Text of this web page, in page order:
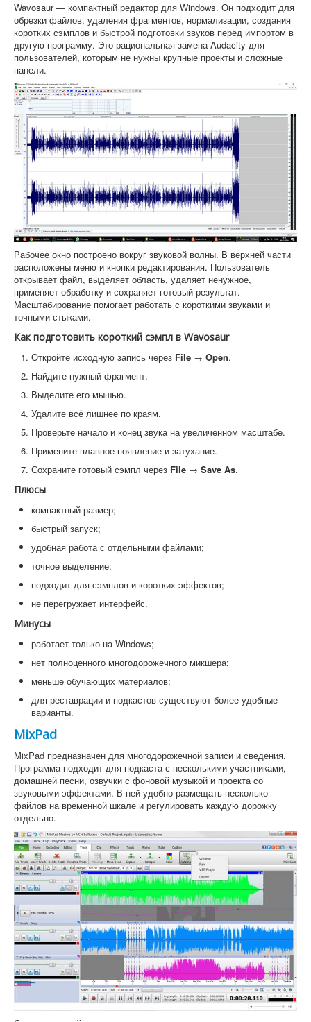
Wavosaur — компактный редактор для Windows. Он подходит для
обрезки файлов, удаления фрагментов, нормализации, создания
коротких сэмплов и быстрой подготовки звуков перед импортом в
другую программу. Это рациональная замена Audacity для
пользователей, которым не нужны крупные проекты и сложные
панели.
Рабочее окно построено вокруг звуковой волны. В верхней части
расположены меню и кнопки редактирования. Пользователь
открывает файл, выделяет область, удаляет ненужное,
применяет обработку и сохраняет готовый результат.
Масштабирование помогает работать с короткими звуками и
точными стыками.
Как подготовить короткий сэмпл в Wavosaur
Откройте исходную запись через File → Open.
Найдите нужный фрагмент.
Выделите его мышью.
Удалите всё лишнее по краям.
Проверьте начало и конец звука на увеличенном масштабе.
Примените плавное появление и затухание.
Сохраните готовый сэмпл через File → Save As.
Плюсы
компактный размер;
быстрый запуск;
удобная работа с отдельными файлами;
точное выделение;
подходит для сэмплов и коротких эффектов;
не перегружает интерфейс.
Минусы
работает только на Windows;
нет полноценного многодорожечного микшера;
меньше обучающих материалов;
для реставрации и подкастов существуют более удобные
варианты.
MixPad
MixPad предназначен для многодорожечной записи и сведения.
Программа подходит для подкаста с несколькими участниками,
домашней песни, озвучки с фоновой музыкой и проекта со
звуковыми эффектами. В ней удобно размещать несколько
файлов на временной шкале и регулировать каждую дорожку
отдельно.